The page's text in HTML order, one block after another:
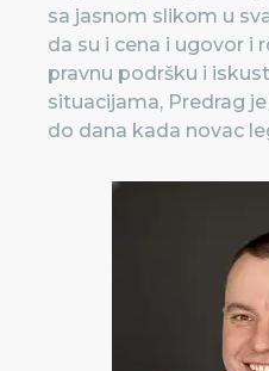
sa jasnom slikom u
da su i cena i ugovor i
pravnu podršku i
situacijama, Predrag
do dana kada novac